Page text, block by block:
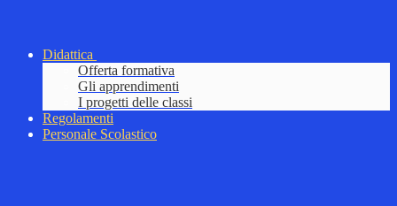
Didattica
Offerta formativa
Gli apprendimenti
I progetti delle classi
Regolamenti
Personale Scolastico